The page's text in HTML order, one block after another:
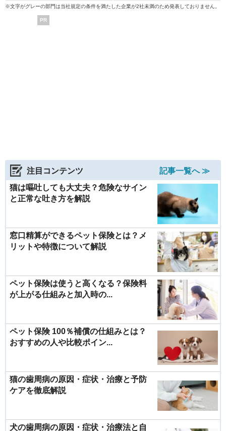
※文字がグレーの部門は当社規定の条件を満たした企業が2社未満のため発表しておりません。
PR
注目コンテンツ
記事一覧へ ≫
猫は嘔吐しても大丈夫？危険なサイン
と正常な吐き方を解説
窓口精算ができるペット保険とは？メ
リットや特徴について解説
ペット保険は使うと高くなる？保険料
が上がる仕組みと加入時の...
ペット保険 100％補償の仕組みとは？
おすすめの人や比較ポイン...
猫の歯周病の原因・症状・治療と予防
ケアを徹底解説
犬の歯周病の原因・症状・治療法と自